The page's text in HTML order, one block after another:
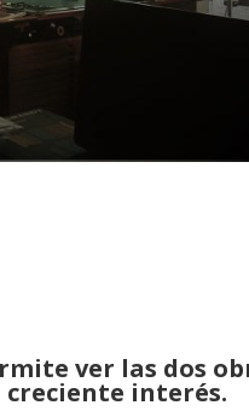
ver las dos
creciente interés.